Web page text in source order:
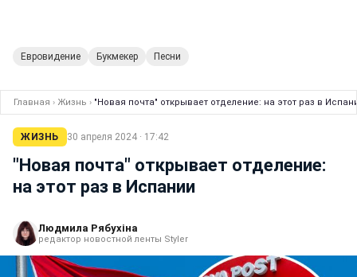
Евровидение Букмекер Песни
Главная › Жизнь › "Новая почта" открывает отделение: на этот раз в
ЖИЗНЬ 30 апреля 2024 · 17:42
"Новая почта" открывает отделение:
на этот раз в Испании
Людмила Рябухіна
редактор новостной ленты Styler